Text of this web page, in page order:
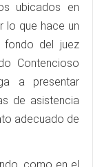
ubicados en
lo que hace un
del juez
Contencioso
a presentar
de asistencia
adecuado de